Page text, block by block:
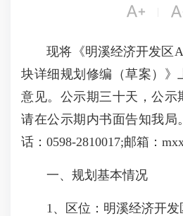

现将《明溪经济开发区A
块详细规划修编（草案）》
意见。公示期三十天，公示
请在公示期内书面告知我局
话：0598-2810017;邮箱：
一、规划基本情况
1、区位：明溪经济开发